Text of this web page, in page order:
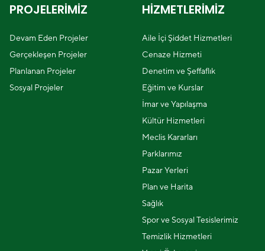
PROJELERİMİZ
Devam Eden Projeler
Gerçekleşen Projeler
Planlanan Projeler
Sosyal Projeler
HİZMETLERİMİZ
Aile İçi Şiddet Hizmetleri
Cenaze Hizmeti
Denetim ve Şeffaflık
Eğitim ve Kurslar
İmar ve Yapılaşma
Kültür Hizmetleri
Meclis Kararları
Parklarımız
Pazar Yerleri
Plan ve Harita
Sağlık
Spor ve Sosyal Tesislerimiz
Temizlik Hizmetleri